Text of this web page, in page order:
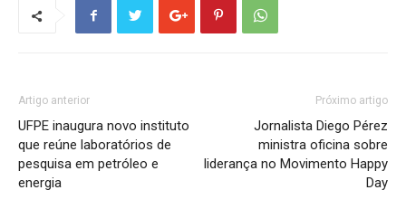
Artigo anterior
UFPE inaugura novo instituto
que reúne laboratórios de
pesquisa em petróleo e
energia
Próximo artigo
Jornalista Diego Pérez
ministra oficina sobre
liderança no Movimento Happy
Day